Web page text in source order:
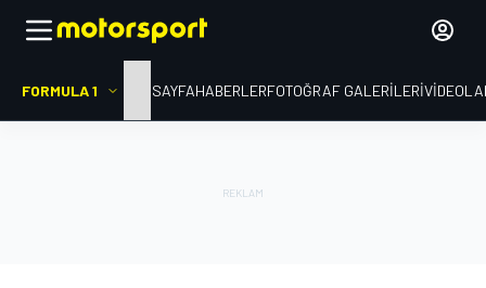
FORMULA 1 ANA SAYFAHABERLERFOTOĞRAF GALERILERI